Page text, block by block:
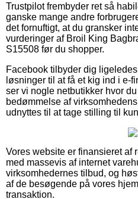
Trustpilot frembyder ret så
ganske mange andre
det fornuftigt, at du gransker
vurderinger af Broil King
S15508 før du shopper.
Facebook tilbyder dig
løsninger til at få et kig ind i e-
ser vi nogle netbutikker hvor
bedømmelse af
udnyttes til at tage stilling til
Vores website er finansieret af
med massevis af internet
virksomhedernes tilbud, og
af de besøgende på vores
transaktion.